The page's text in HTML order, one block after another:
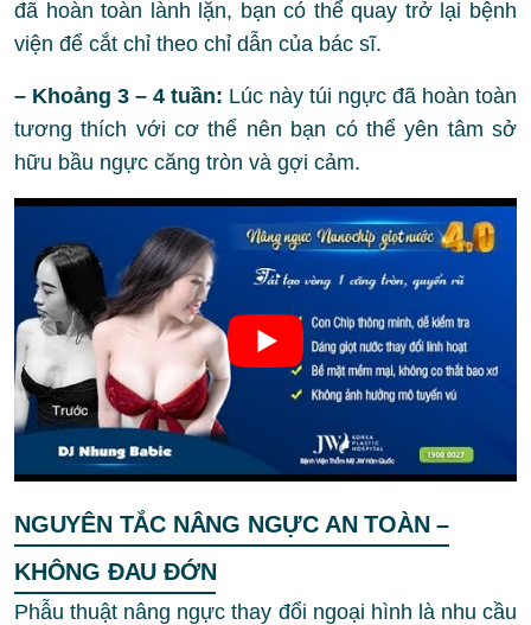
đã hoàn toàn lành lặn, bạn có thể quay trở lại bệnh
viện để cắt chỉ theo chỉ dẫn của bác sĩ.
– Khoảng 3 – 4 tuần: Lúc này túi ngực đã hoàn toàn
tương thích với cơ thể nên bạn có thể yên tâm sở
hữu bầu ngực căng tròn và gợi cảm.
NGUYÊN TẮC NÂNG NGỰC AN TOÀN –
KHÔNG ĐAU ĐỚN
Phẫu thuật nâng ngực thay đổi ngoại hình là nhu cầu